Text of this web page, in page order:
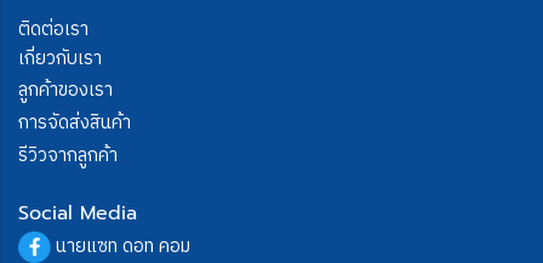
ติดต่อเรา
เกี่ยวกับเรา
ลูกค้าของเรา
การจัดส่งสินค้า
รีวิวจากลูกค้า
Social Media
นายแซท ดอท คอม